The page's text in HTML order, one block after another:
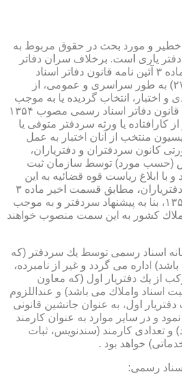
خطیر و مورد بحث در حقوق مربوط به
یاری است. برخلاف سران دفاتر
اسناد رسمی كه به موجب ماده ۳ آئین نامه قانون دفاتر اسناد
رسمی (اصلاحی ۲۷/۱۱/۱۳۶۰) به طور سراسری و عمومی، از
و اختبار، انتخاب گردیده یا به موجب
اختیارات حاصله از ماده ۶۹ قانون دفاتر اسناد رسمی مصوب ۱۳۵۴
یا ورثه سردفتر متوفی یا
منتخب از آنان اختبار به عمل
كانون سردفتران و دفتریاران،
(حسب مورد) توسط سازمان ثبت
و با ابلاغ ریاست قوه قضائیه به این
سمت منصوب خواهند شد. دفتریاران، مطابق قسمت اخیر ماده ۳
قانون دفاتر اسناد رسمی ۱۳۵۴، بنا به پیشنهاد سردفتر و به موجب
املاك كشور به این سمت منصوب خواهند
دفترخانه اسناد رسمی توسط یك سردفتر (كه
اداره می گردد و غیر از نامبرده،
از یك دفتریار اول (كه معاون
اسناد واملاك می باشد) و عنداللزوم
اول، به عنوان جانشین قانونی
و در سایر موارد به عنوان كارمند
تعدادی كارمند (سندنویس، ثبات
خواهد بود .
رسمی: